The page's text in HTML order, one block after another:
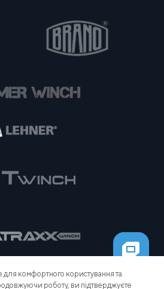
комфортного користування та
роботу, ви підтверджуєте